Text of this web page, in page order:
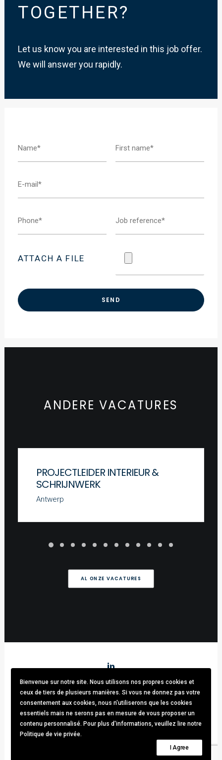
TOGETHER?
Let us know you are interested in this job offer.
We will answer you rapidly.
ATTACH A FILE
ANDERE VACATURES
PROJECTLEIDER INTERIEUR &
SCHRIJNWERK
Antwerp
AL ONZE VACATURES
Stark & Partners/ Tel:+32 (0)470.33.92.82/info@stark-
recruitment.com
Avenue brugmann 63, 1190 Forest / TVA: BE0781.342.423 /
Cookies & GDPR
© 2021 Stark & Partners. All rights reserved.
Bienvenue sur notre site. Nous utilisons nos propres cookies et
ceux de tiers de plusieurs manières. Si vous ne donnez pas votre
consentement aux cookies, nous n'utiliserons que les cookies
essentiels mais ne serons pas en mesure de vous proposer un
contenu personnalisé. Pour plus d'informations, veuillez lire notre
Politique de vie privée.
I Agree